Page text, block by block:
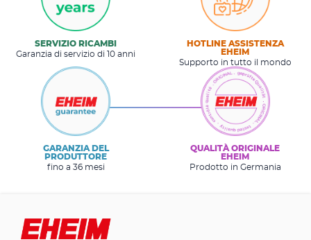
SERVIZIO RICAMBI
Garanzia di servizio di 10 anni
HOTLINE ASSISTENZA
EHEIM
Supporto in tutto il mondo
GARANZIA DEL
PRODUTTORE
fino a 36 mesi
QUALITÀ ORIGINALE
EHEIM
Prodotto in Germania